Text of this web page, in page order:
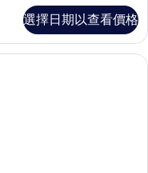
選擇日期以查看價格
遮光布/窗簾、免費無線上網、